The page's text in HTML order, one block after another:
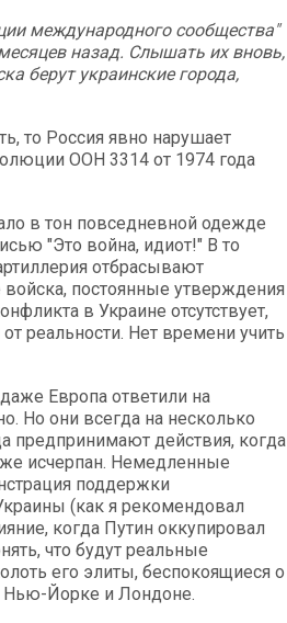
международного сообщества"
назад. Слышать их вновь,
берут украинские города,
то Россия явно нарушает
ООН 3314 от 1974 года
в тон повседневной одежде
"Это война, идиот!" В то
отбрасывают
постоянные утверждения
в Украине отсутствует,
реальности. Нет времени учить
Европа ответили на
Но они всегда на несколько
предпринимают действия, когда
исчерпан. Немедленные
поддержки
(как я рекомендовал
когда Путин оккупировал
что будут реальные
его элиты, беспокоящиеся о
Нью-Йорке и Лондоне.